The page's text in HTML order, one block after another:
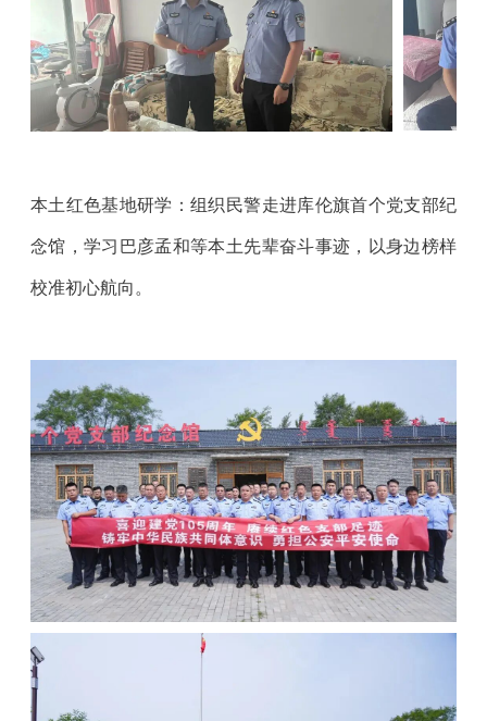
本土红色基地研学：组织民警走进库伦旗首个党支部纪
念馆，学习巴彦孟和等本土先辈奋斗事迹，以身边榜样
校准初心航向。